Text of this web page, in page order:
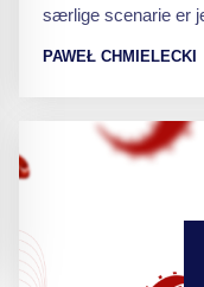
særlige scenarie er
PAWEŁ CHMIELECKI